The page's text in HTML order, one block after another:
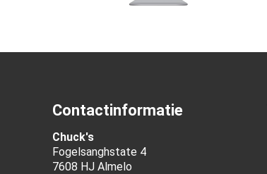
Contactinformatie
Chuck's
Fogelsanghstate 4
7608 HJ Almelo